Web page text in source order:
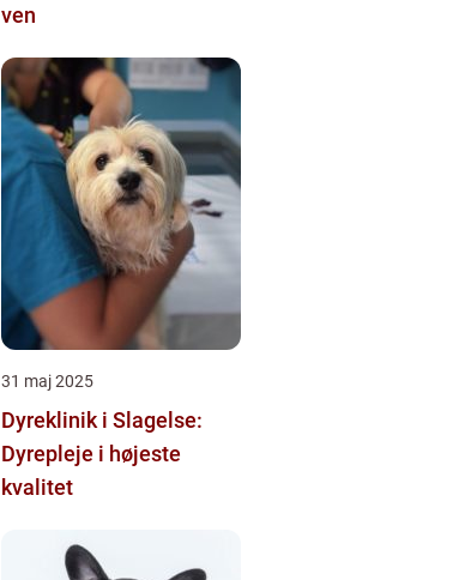
ven
31 maj 2025
Dyreklinik i Slagelse:
Dyrepleje i højeste
kvalitet